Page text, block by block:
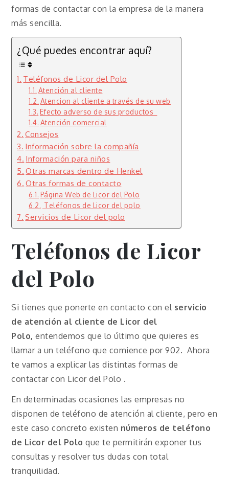
formas de contactar con la empresa de la manera
más sencilla.
¿Qué puedes encontrar aquí?
Teléfonos de Licor del Polo
Atención al cliente
Atencion al cliente a través de su web
Efecto adverso de sus productos
Atención comercial
Consejos
Información sobre la compañía
Información para niños
Otras marcas dentro de Henkel
Otras formas de contacto
Página Web de Licor del Polo
Teléfonos de Licor del polo
Servicios de Licor del polo
Teléfonos de Licor
del Polo
Si tienes que ponerte en contacto con el servicio
de atención al cliente de Licor del
Polo, entendemos que lo último que quieres es
llamar a un teléfono que comience por 902. Ahora
te vamos a explicar las distintas formas de
contactar con Licor del Polo .
En determinadas ocasiones las empresas no
disponen de teléfono de atención al cliente, pero en
este caso concreto existen números de teléfono
de Licor del Polo que te permitirán exponer tus
consultas y resolver tus dudas con total
tranquilidad.